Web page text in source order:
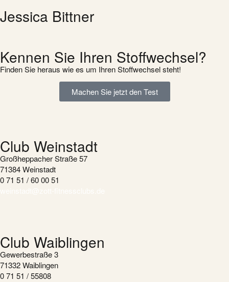
Jessica Bittner
Kennen Sie Ihren Stoffwechsel?
Finden Sie heraus wie es um Ihren Stoffwechsel steht!
Machen Sie jetzt den Test
Club Weinstadt
Großheppacher Straße 57
71384 Weinstadt
0 71 51 / 60 00 51
Club Waiblingen
Gewerbestraße 3
71332 Waiblingen
0 71 51 / 55808